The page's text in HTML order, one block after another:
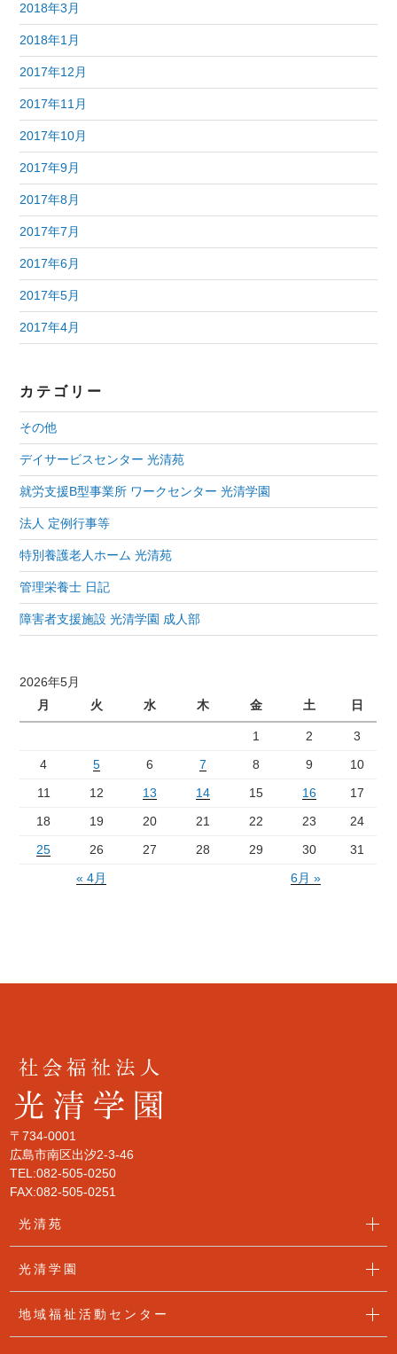
2018年3月
2018年1月
2017年12月
2017年11月
2017年10月
2017年9月
2017年8月
2017年7月
2017年6月
2017年5月
2017年4月
カテゴリー
その他
デイサービスセンター 光清苑
就労支援B型事業所 ワークセンター 光清学園
法人 定例行事等
特別養護老人ホーム 光清苑
管理栄養士 日記
障害者支援施設 光清学園 成人部
2026年5月
月
火 水 木 金 土 日
1 2
3
4
5 6 7 8 9
10
11
12 13 14 15 16
17
18
19 20 21 22 23
24
25
26 27 28 29 30
31
« 4月
6月 »
〒734-0001
広島市南区出汐2-3-46
TEL:082-505-0250
FAX:082-505-0251
光清苑
光清学園
地域福祉活動センター